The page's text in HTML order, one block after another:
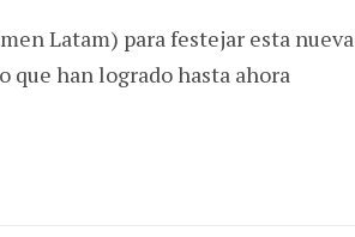
Latam) para festejar esta nueva
que han logrado hasta ahora